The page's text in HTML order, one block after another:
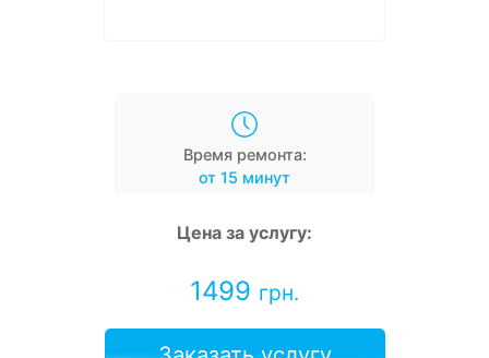
Время ремонта:
от 15 минут
Цена за услугу:
1499 грн.